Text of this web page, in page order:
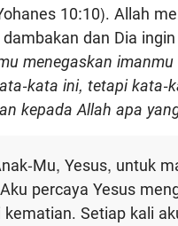
10:10). Allah
dan Dia
menegaskan
kata ini, tetapi kata-
kepada Allah apa
Mu, Yesus, untuk
percaya Yesus
Setiap kali